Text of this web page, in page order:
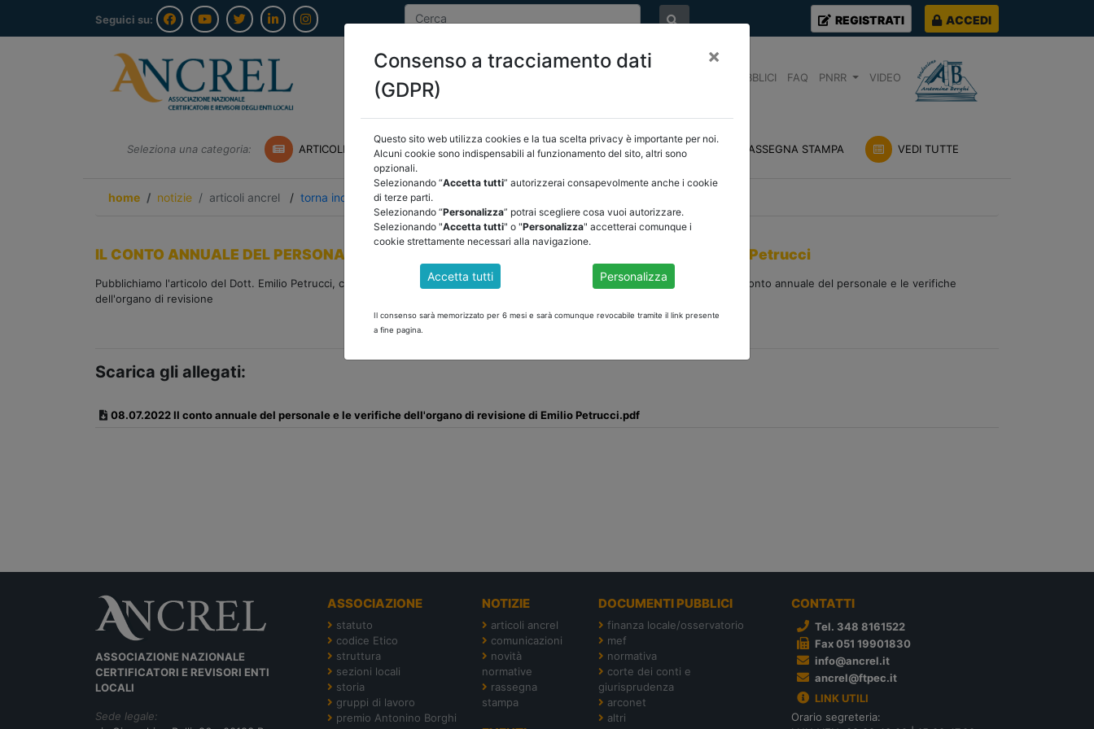
Seguici su: REGISTRATI ACCEDI
DOCUMENTI PUBBLICI FAQ PNRR VIDEO
Seleziona una categoria: ARTICOLI ANCREL COMUNICAZIONI NOVITÀ NORMATIVE RASSEGNA STAMPA VEDI TUTTE
home notizie articoli ancrel / torna indietro
IL CONTO ANNUALE DEL PERSONALE E LE VERIFICHE DELL'ORGANO DI REVISIONE di Emilio Petrucci
Pubblichiamo l'articolo del Dott. Emilio Petrucci, coordinatore del Gruppo di Lavoro Ancrel su personale, performance e OIV sul conto annuale del personale e le verifiche
dell'organo di revisione
Scarica gli allegati:
08.07.2022 Il conto annuale del personale e le verifiche dell'organo di revisione di Emilio Petrucci.pdf
ASSOCIAZIONE NAZIONALE
CERTIFICATORI E REVISORI ENTI
LOCALI
Sede legale:
ASSOCIAZIONE
statuto
codice Etico
struttura
sezioni locali
storia
gruppi di lavoro
premio Antonino Borghi
NOTIZIE
articoli ancrel
comunicazioni
novità
normative
rassegna
stampa
DOCUMENTI PUBBLICI
finanza locale/osservatorio
mef
normativa
corte dei conti e
giurisprudenza
arconet
altri
CONTATTI
Tel. 348 8161522
Fax 051 19901830
info@ancrel.it
ancrel@ftpec.it
LINK UTILI
Orario segreteria:
Consenso a tracciamento dati
(GDPR)
×
Questo sito web utilizza cookies e la tua scelta privacy è importante per noi.
Alcuni cookie sono indispensabili al funzionamento del sito, altri sono
opzionali.
Selezionando “Accetta tutti” autorizzerai consapevolmente anche i cookie
di terze parti.
Selezionando “Personalizza” potrai scegliere cosa vuoi autorizzare.
Selezionando "Accetta tutti" o "Personalizza" accetterai comunque i
cookie strettamente necessari alla navigazione.
Accetta tutti Personalizza
Il consenso sarà memorizzato per 6 mesi e sarà comunque revocabile tramite il link presente
a fine pagina.